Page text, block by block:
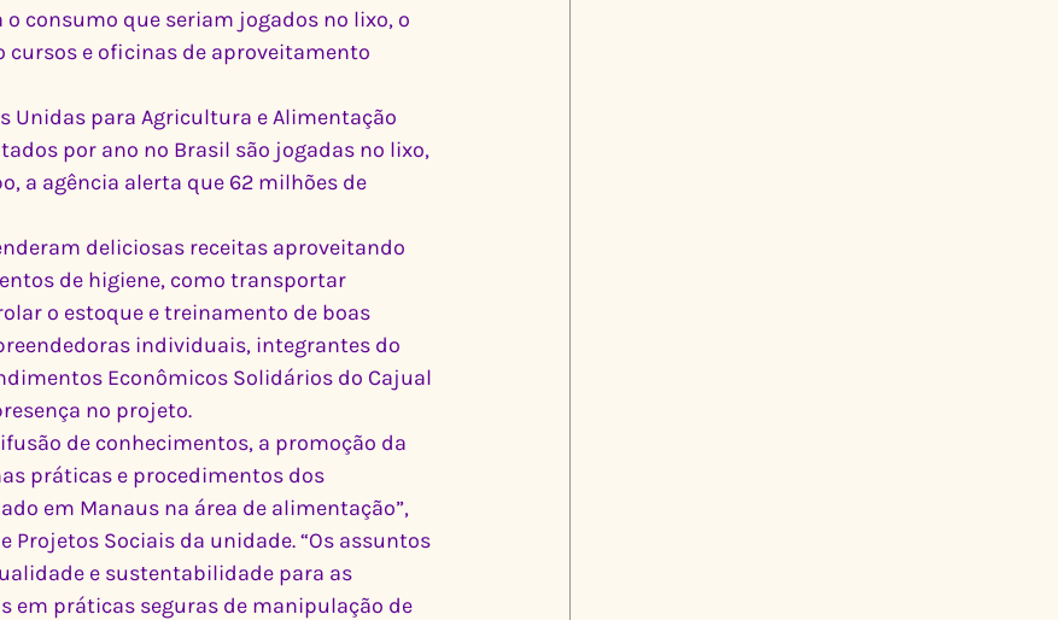
cursos e oficinas de aproveitamento
Unidas para Agricultura e Alimentação
por ano no Brasil são jogadas no lixo,
a agência alerta que 62 milhões de
deliciosas receitas aproveitando
de higiene, como transportar
o estoque e treinamento de boas
individuais, integrantes do
Econômicos Solidários do Cajual
no projeto.
de conhecimentos, a promoção da
práticas e procedimentos dos
em Manaus na área de alimentação”,
Projetos Sociais da unidade. “Os assuntos
e sustentabilidade para as
em práticas seguras de manipulação de